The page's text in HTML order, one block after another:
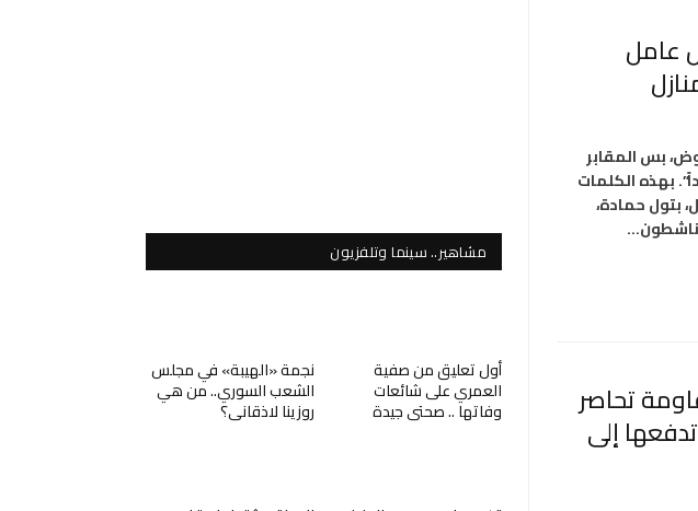
عامل
بس المقابر
بهذه الكلمات
بتول حمادة،
ناشطون…
تحاصر
إلى
مشاهير.. سينما وتلفزيون
أول تعليق من صفية
العمري على شائعات
وفاتها .. صحتي جيدة
نجمة «الهيبة» في مجلس
الشعب السوري.. من هي
روزينا لاذقاني؟